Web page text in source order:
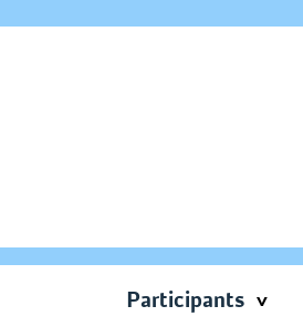
Participants